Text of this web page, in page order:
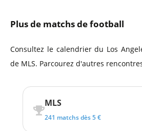
Plus de matchs de football
Consultez le calendrier du Los
de MLS. Parcourez d'autres
MLS
241 matchs dès 5 €